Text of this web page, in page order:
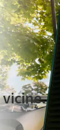
On The Road